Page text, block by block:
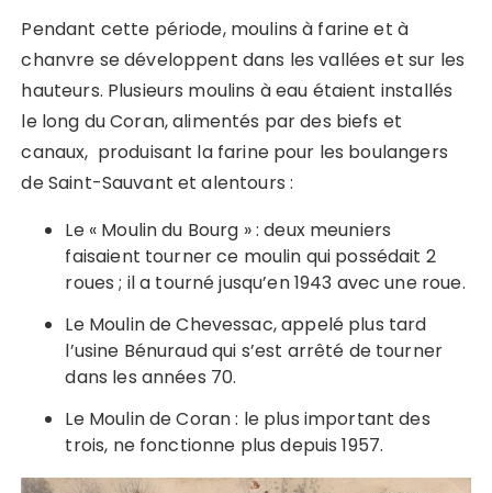
Pendant cette période, moulins à farine et à
chanvre se développent dans les vallées et sur les
hauteurs. Plusieurs moulins à eau étaient installés
le long du Coran, alimentés par des biefs et
canaux, produisant la farine pour les boulangers
de Saint-Sauvant et alentours :
Le « Moulin du Bourg » : deux meuniers
faisaient tourner ce moulin qui possédait 2
roues ; il a tourné jusqu’en 1943 avec une roue.
Le Moulin de Chevessac, appelé plus tard
l’usine Bénuraud qui s’est arrêté de tourner
dans les années 70.
Le Moulin de Coran : le plus important des
trois, ne fonctionne plus depuis 1957.